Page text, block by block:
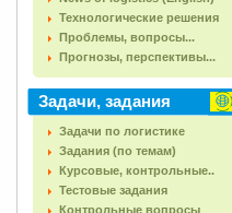
Технологические решения
Проблемы, вопросы...
Прогнозы, перспективы...
Задачи, задания
Задачи по логистике
Задания (по темам)
Курсовые, контрольные..
Тестовые задания
Контрольные вопросы